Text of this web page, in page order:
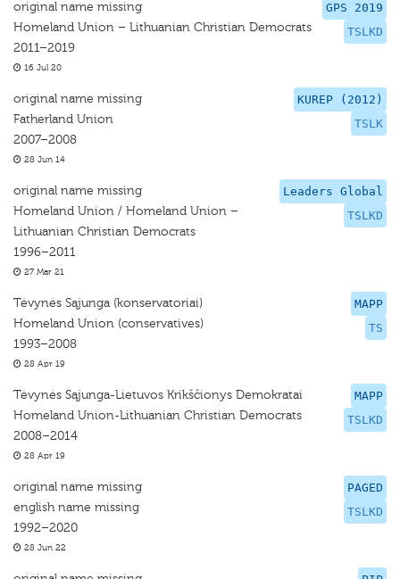
GPS 2019
TSLKD
original name missing
Homeland Union – Lithuanian Christian Democrats
2011–2019
16 Jul 20
KUREP (2012)
TSLK
original name missing
Fatherland Union
2007–2008
28 Jun 14
Leaders Global
TSLKD
original name missing
Homeland Union / Homeland Union –
Lithuanian Christian Democrats
1996–2011
27 Mar 21
MAPP
TS
Tėvynės Sąjunga (konservatoriai)
Homeland Union (conservatives)
1993–2008
28 Apr 19
MAPP
TSLKD
Tėvynės Sąjunga-Lietuvos Krikščionys Demokratai
Homeland Union-Lithuanian Christian Democrats
2008–2014
28 Apr 19
PAGED
TSLKD
original name missing
english name missing
1992–2020
28 Jun 22